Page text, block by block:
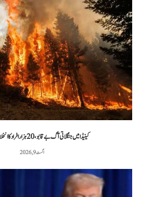
کینیڈا میں جنگلاتی آگ بے قابو، 20 ہزار افراد کا انخلا، ایمرجنسی...
اگست 9, 2026